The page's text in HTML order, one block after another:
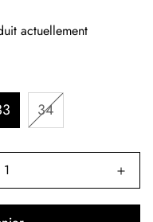
actuellement
34